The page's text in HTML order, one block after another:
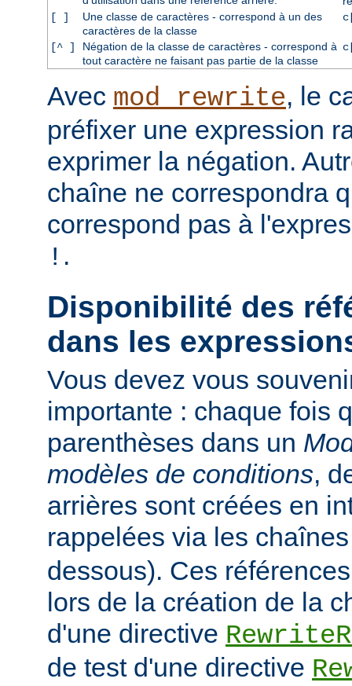
[ ]
Une classe de caractères - correspond à un des
caractères de la classe
[^ ]
Négation de la classe de caractères - correspond à
tout caractère ne faisant pas partie de la classe
Avec mod_rewrite, le
préfixer une expression
exprimer la négation.
chaîne ne correspondra
correspond pas à
! .
Disponibilité des
dans les
Vous devez vous
importante : chaque fois
parenthèses dans un
modèles de conditions,
arrières sont créées en
rappelées via les
dessous). Ces
lors de la création de la
d'une directive
de test d'une directive